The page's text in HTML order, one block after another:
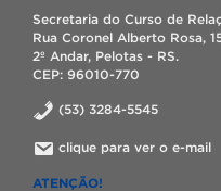
Secretaria do Curso de
Rua Coronel Alberto Rosa,
2º Andar, Pelotas - RS.
CEP: 96010-770
(53) 3284-5545
clique para ver o e-mail
ATENÇÃO!